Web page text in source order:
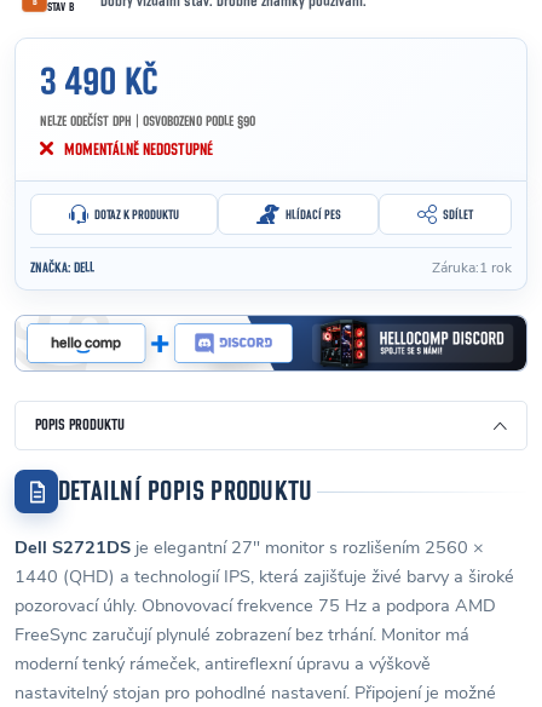
STAV B
3 490 KČ
NELZE ODEČÍST DPH | OSVOBOZENO PODLE §90
Měrná cena:
MOMENTÁLNĚ NEDOSTUPNÉ
DOTAZ K PRODUKTU HLÍDACÍ PES SDÍLET
ZNAČKA: DELL Záruka:1 rok
POPIS PRODUKTU
DETAILNÍ POPIS PRODUKTU
Dell S2721DS je elegantní 27″ monitor s rozlišením 2560 ×
1440 (QHD) a technologií IPS, která zajišťuje živé barvy a široké
pozorovací úhly. Obnovovací frekvence 75 Hz a podpora AMD
FreeSync zaručují plynulé zobrazení bez trhání. Monitor má
moderní tenký rámeček, antireflexní úpravu a výškově
nastavitelný stojan pro pohodlné nastavení. Připojení je možné